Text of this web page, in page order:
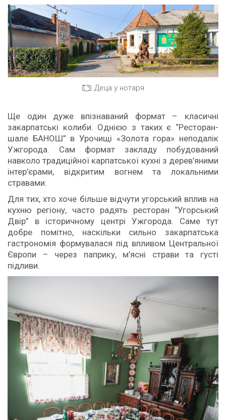
Деца у нотаря
Ще один дуже впізнаваний формат – класичні
закарпатські колиби. Однією з таких є “Ресторан-
шале БАНОШ” в Урочищі «Золота гора» неподалік
Ужгорода. Сам формат закладу побудований
навколо традиційної карпатської кухні з дерев’яними
інтер’єрами, відкритим вогнем та локальними
стравами.
Для тих, хто хоче більше відчути угорський вплив на
кухню регіону, часто радять ресторан “Угорський
Двір” в історичному центрі Ужгорода. Саме тут
добре помітно, наскільки сильно закарпатська
гастрономія формувалася під впливом Центральної
Європи – через паприку, м’ясні страви та густі
підливи.